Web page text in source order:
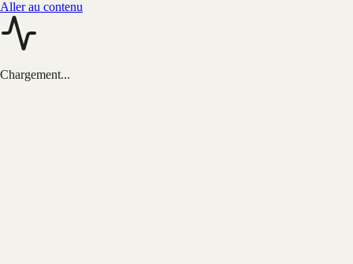
Aller au contenu
Chargement...